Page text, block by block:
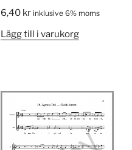
6,40 kr inklusive 6% moms
Lägg till i varukorg